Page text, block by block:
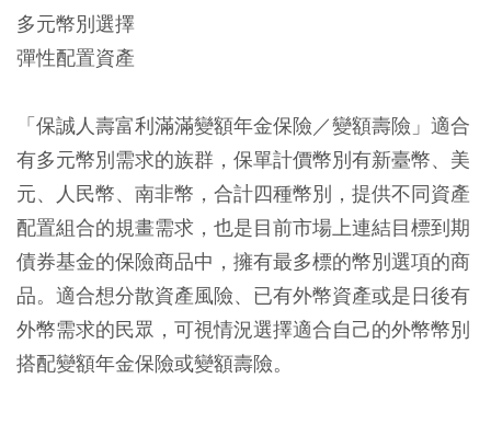
多元幣別選擇
彈性配置資產
「保誠人壽富利滿滿變額年金保險／變額壽險」適合
有多元幣別需求的族群，保單計價幣別有新臺幣、美
元、人民幣、南非幣，合計四種幣別，提供不同資產
配置組合的規畫需求，也是目前市場上連結目標到期
債券基金的保險商品中，擁有最多標的幣別選項的商
品。適合想分散資產風險、已有外幣資產或是日後有
外幣需求的民眾，可視情況選擇適合自己的外幣幣別
搭配變額年金保險或變額壽險。